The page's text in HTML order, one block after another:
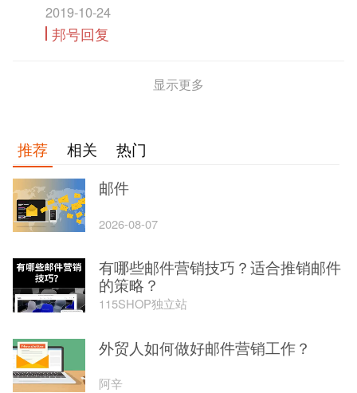
2019-10-24
邦号回复
显示更多
推荐 相关
热门
邮件
2026-08-07
有哪些邮件营销技巧？适合推销邮件
的策略？
115SHOP独立站
外贸人如何做好邮件营销工作？
阿辛